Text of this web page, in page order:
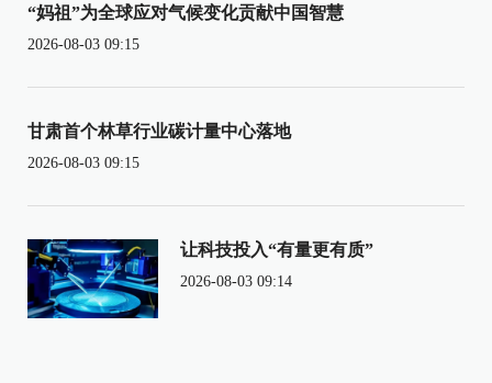
“妈祖”为全球应对气候变化贡献中国智慧
2026-08-03 09:15
甘肃首个林草行业碳计量中心落地
2026-08-03 09:15
让科技投入“有量更有质”
2026-08-03 09:14